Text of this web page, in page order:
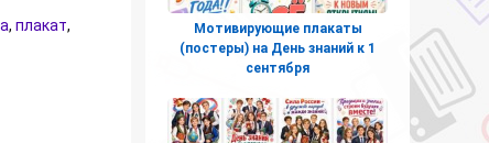
, плакат,
Мотивирующие плакаты
(постеры) на День знаний к 1
сентября